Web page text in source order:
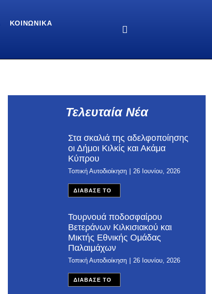
ΚΟΙΝΩΝΙΚΆ
Τελευταία Νέα
Στα σκαλιά της αδελφοποίησης
οι Δήμοι Κιλκίς και Ακάμα
Κύπρου
Τοπική Αυτοδιοίκηση 26 Ιουνίου, 2026
ΔΙΑΒΑΣΕ ΤΟ
Τουρνουά ποδοσφαίρου
Βετεράνων Κιλκισιακού και
Μικτής Εθνικής Ομάδας
Παλαιμάχων
Τοπική Αυτοδιοίκηση 26 Ιουνίου, 2026
ΔΙΑΒΑΣΕ ΤΟ